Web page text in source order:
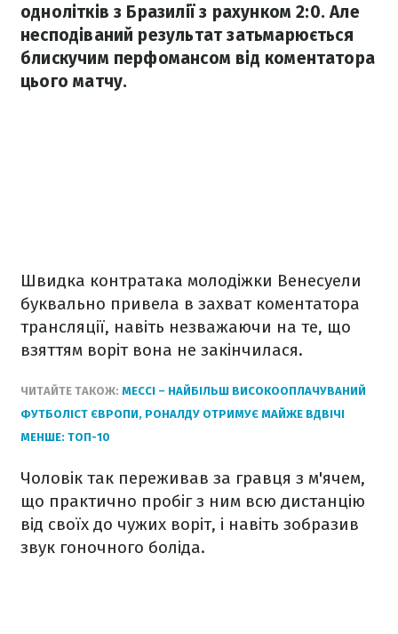
однолітків з Бразилії з рахунком 2:0. Але
несподіваний результат затьмарюється
блискучим перфомансом від коментатора
цього матчу.
Швидка контратака молодіжки Венесуели
буквально привела в захват коментатора
трансляції, навіть незважаючи на те, що
взяттям воріт вона не закінчилася.
ЧИТАЙТЕ ТАКОЖ: МЕССІ – НАЙБІЛЬШ ВИСОКООПЛАЧУВАНИЙ
ФУТБОЛІСТ ЄВРОПИ, РОНАЛДУ ОТРИМУЄ МАЙЖЕ ВДВІЧІ
МЕНШЕ: ТОП-10
Чоловік так переживав за гравця з м'ячем,
що практично пробіг з ним всю дистанцію
від своїх до чужих воріт, і навіть зобразив
звук гоночного боліда.